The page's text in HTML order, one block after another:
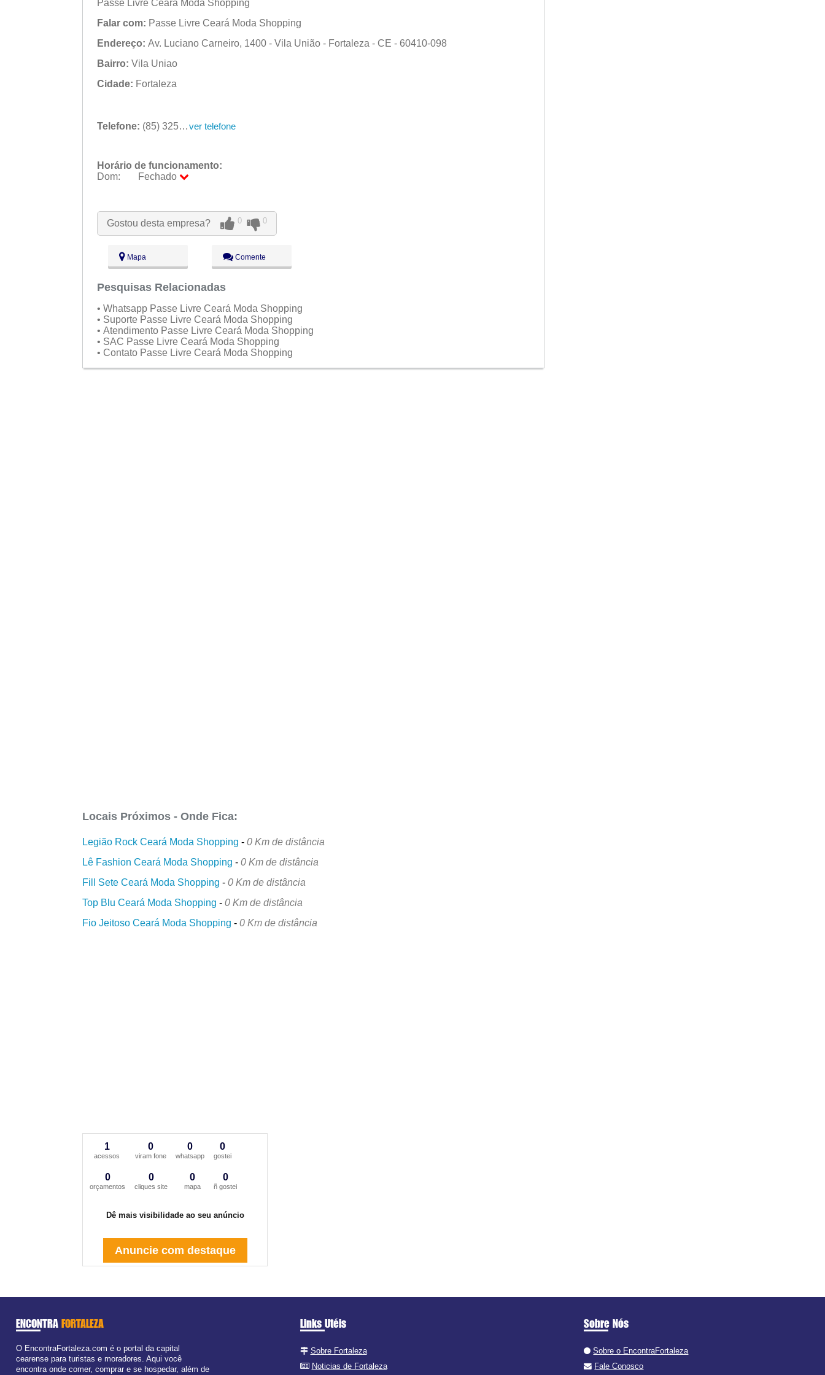
Passe Livre Ceará Moda Shopping
Falar com: Passe Livre Ceará Moda Shopping
Endereço: Av. Luciano Carneiro, 1400 - Vila União - Fortaleza - CE - 60410-098
Bairro: Vila Uniao
Cidade: Fortaleza
Telefone: (85) 3256-0058 ver telefone
Horário de funcionamento:
Dom:
Fechado
Qua:
09:00 - 18:00
Qui:
09:00 - 18:00
Fechado
Gostou desta empresa? 0 0
Mapa Comente
Pesquisas Relacionadas
• Whatsapp Passe Livre Ceará Moda Shopping
• Suporte Passe Livre Ceará Moda Shopping
• Atendimento Passe Livre Ceará Moda Shopping
• SAC Passe Livre Ceará Moda Shopping
• Contato Passe Livre Ceará Moda Shopping
Locais Próximos - Onde Fica:
Legião Rock Ceará Moda Shopping -0 Km de distância
Lê Fashion Ceará Moda Shopping -0 Km de distância
Fill Sete Ceará Moda Shopping -0 Km de distância
Top Blu Ceará Moda Shopping -0 Km de distância
Fio Jeitoso Ceará Moda Shopping -0 Km de distância
1
acessos
0
viram fone
0
whatsapp
0
gostei
0
orçamentos
0
cliques site
0
mapa
0
ñ gostei
Dê mais visibilidade ao seu anúncio
Anuncie com destaque
ENCONTRA FORTALEZA
O EncontraFortaleza.com é o portal da capital
cearense para turistas e moradores. Aqui você
encontra onde comer, comprar e se hospedar, além de
Links Utéis
Sobre Fortaleza
Noticias de Fortaleza
Sobre Nós
Sobre o EncontraFortaleza
Fale Conosco